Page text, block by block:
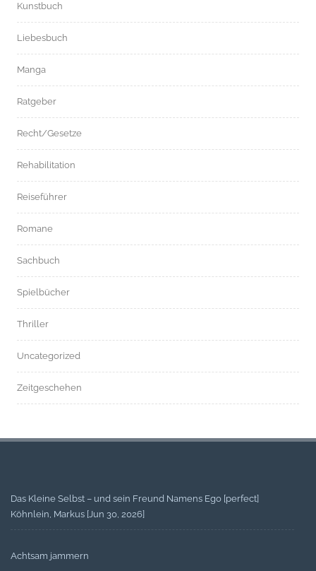
Kunstbuch
Liebesbuch
Manga
Ratgeber
Recht/Gesetze
Rehabilitation
Reiseführer
Romane
Sachbuch
Spielbücher
Thriller
Uncategorized
Zeitgeschehen
Das Kleine Selbst – und sein Freund Namens Ego [perfect]
Köhnlein, Markus [Jun 30, 2026]
Achtsam jammern